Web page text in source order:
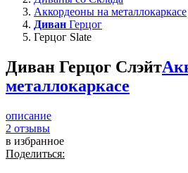
Аккордеоны на металлокаркасе
Диван Герцог
Герцог Slate
Диван Герцог Слэйт
металлокаркасе
описание
2 отзывы
в избранное
Поделиться: